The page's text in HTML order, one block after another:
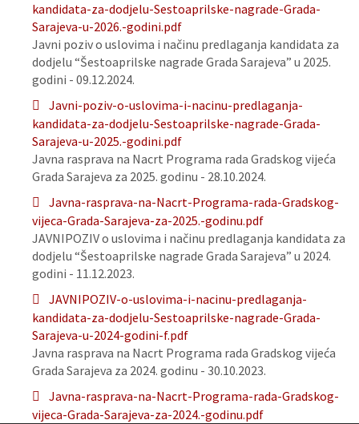
kandidata-za-dodjelu-Sestoaprilske-nagrade-Grada-
Sarajeva-u-2026.-godini.pdf
Javni poziv o uslovima i načinu predlaganja kandidata za
dodjelu “Šestoaprilske nagrade Grada Sarajeva” u 2025.
godini - 09.12.2024.
Javni-poziv-o-uslovima-i-nacinu-predlaganja-
kandidata-za-dodjelu-Sestoaprilske-nagrade-Grada-
Sarajeva-u-2025.-godini.pdf
Javna rasprava na Nacrt Programa rada Gradskog vijeća
Grada Sarajeva za 2025. godinu - 28.10.2024.
Javna-rasprava-na-Nacrt-Programa-rada-Gradskog-
vijeca-Grada-Sarajeva-za-2025.-godinu.pdf
JAVNIPOZIV o uslovima i načinu predlaganja kandidata za
dodjelu “Šestoaprilske nagrade Grada Sarajeva” u 2024.
godini - 11.12.2023.
JAVNIPOZIV-o-uslovima-i-nacinu-predlaganja-
kandidata-za-dodjelu-Sestoaprilske-nagrade-Grada-
Sarajeva-u-2024-godini-f.pdf
Javna rasprava na Nacrt Programa rada Gradskog vijeća
Grada Sarajeva za 2024. godinu - 30.10.2023.
Javna-rasprava-na-Nacrt-Programa-rada-Gradskog-
vijeca-Grada-Sarajeva-za-2024.-godinu.pdf